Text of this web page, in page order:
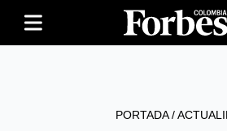
PORTADA/